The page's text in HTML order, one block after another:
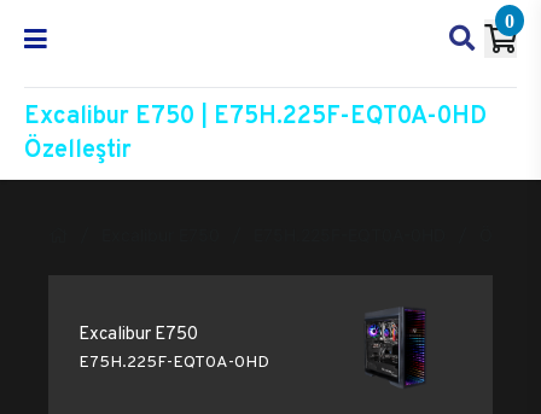
0
Excalibur E750 | E75H.225F-EQT0A-0HD
Özelleştir
Excalibur E750
E75H.225F-EQT0A-0HD